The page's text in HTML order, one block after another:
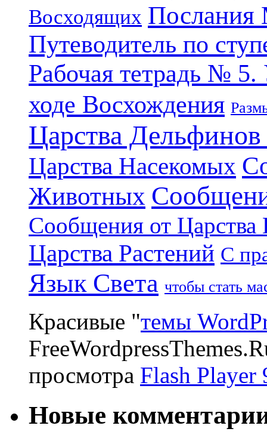
Восходящих Послания
Путеводитель по
Рабочая тетрадь №
ходе Восхождения
Царства
Царства Насекомых
Животных
Сообщения от Царства
Царства Растений С
Язык Света чтобы стать
Красивые "темы
просмотра Flash Player
Новые